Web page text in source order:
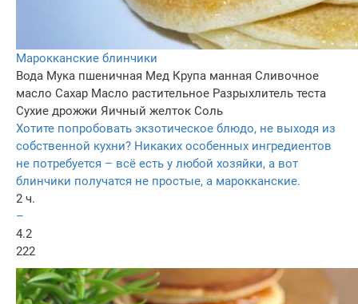
Марокканские блинчики
Вода Мука пшеничная Мед Крупа манная Сливочное
масло Сахар Масло растительное Разрыхлитель теста
Сухие дрожжи Яичный желток Соль
Хотите попробовать экзотическое блюдо, не выходя из
собственной кухни? Никаких особенных ингредиентов
не потребуется – всё есть у любой хозяйки, а вот
блинчики получатся не простые, а марокканские.
2 ч.
–
4.2
222